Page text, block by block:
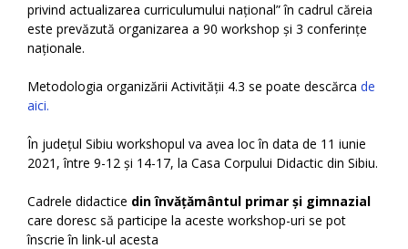
privind actualizarea curriculumului național” în cadrul căreia
este prevăzută organizarea a 90 workshop și 3 conferințe
naționale.
Metodologia organizării Activității 4.3 se poate descărca de
aici.
În județul Sibiu workshopul va avea loc în data de 11 iunie
2021, între 9-12 și 14-17, la Casa Corpului Didactic din Sibiu.
Cadrele didactice din învățământul primar și gimnazial
care doresc să participe la aceste workshop-uri se pot
înscrie în link-ul acesta